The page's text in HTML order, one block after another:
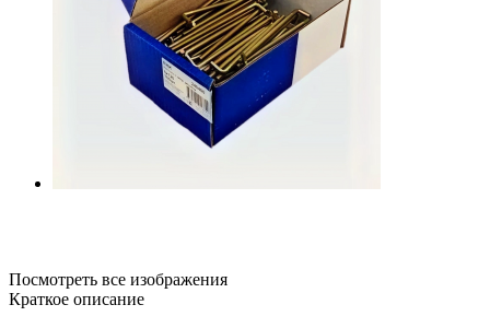
Посмотреть все изображения
Краткое описание